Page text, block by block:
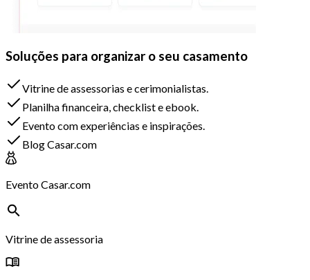
Soluções para organizar o seu casamento
Vitrine de assessorias e cerimonialistas.
Planilha financeira, checklist e ebook.
Evento com experiências e inspirações.
Blog Casar.com
Evento Casar.com
Vitrine de assessoria